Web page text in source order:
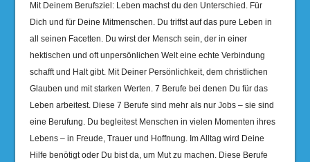
Mit Deinem Berufsziel: Leben machst du den Unterschied. Für
Dich und für Deine Mitmenschen. Du triffst auf das pure Leben in
all seinen Facetten. Du wirst der Mensch sein, der in einer
hektischen und oft unpersönlichen Welt eine echte Verbindung
schafft und Halt gibt. Mit Deiner Persönlichkeit, dem christlichen
Glauben und mit starken Werten. 7 Berufe bei denen Du für das
Leben arbeitest. Diese 7 Berufe sind mehr als nur Jobs – sie sind
eine Berufung. Du begleitest Menschen in vielen Momenten ihres
Lebens – in Freude, Trauer und Hoffnung. Im Alltag wird Deine
Hilfe benötigt oder Du bist da, um Mut zu machen. Diese Berufe